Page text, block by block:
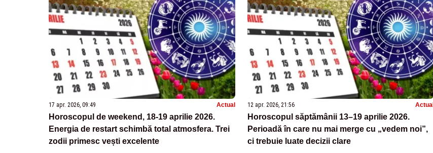
17 apr. 2026, 09:49 Actual
Horoscopul de weekend, 18-19 aprilie 2026.
Energia de restart schimbă total atmosfera. Trei
zodii primesc vești excelente
12 apr. 2026, 21:56 Actual
Horoscopul săptămânii 13–19 aprilie 2026.
Perioadă în care nu mai merge cu „vedem noi”,
ci trebuie luate decizii clare